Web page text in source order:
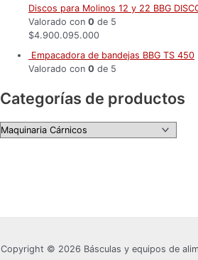
Discos para Molinos 12 y 22 BBG
Valorado con 0 de 5
$4.900.095.000
Empacadora de bandejas BBG TS 450
Valorado con 0 de 5
Categorías de productos
Copyright © 2026 Básculas y equipos de